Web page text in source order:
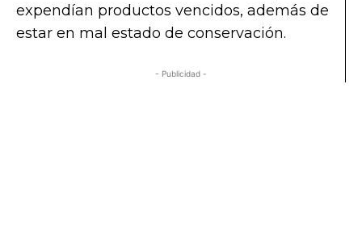
expendían productos vencidos, además de
estar en mal estado de conservación.
- Publicidad -